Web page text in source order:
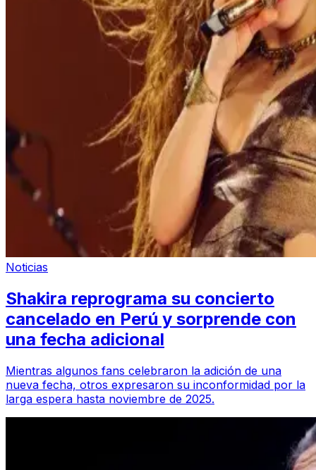
Noticias
Shakira reprograma su concierto
cancelado en Perú y sorprende con
una fecha adicional
Mientras algunos fans celebraron la adición de una
nueva fecha, otros expresaron su inconformidad por la
larga espera hasta noviembre de 2025.